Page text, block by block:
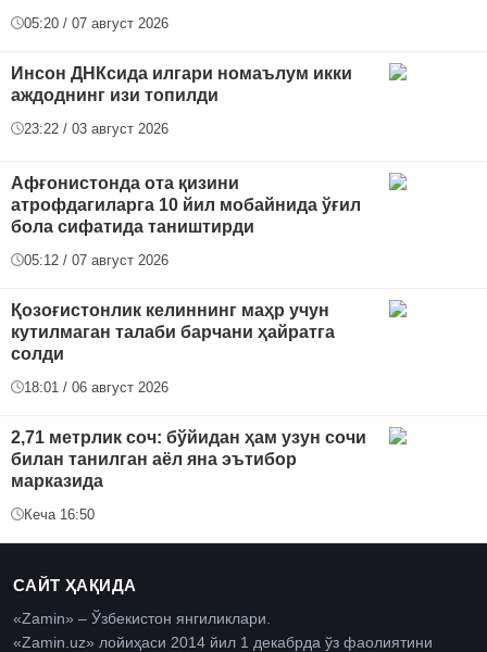
05:20 / 07 август 2026
Инсон ДНКсида илгари номаълум икки
аждоднинг изи топилди
23:22 / 03 август 2026
Афғонистонда ота қизини
атрофдагиларга 10 йил мобайнида ўғил
бола сифатида таништирди
05:12 / 07 август 2026
Қозоғистонлик келиннинг маҳр учун
кутилмаган талаби барчани ҳайратга
солди
18:01 / 06 август 2026
2,71 метрлик соч: бўйидан ҳам узун сочи
билан танилган аёл яна эътибор
марказида
Кеча 16:50
САЙТ ҲАҚИДА
«Zamin» – Ўзбекистон янгиликлари.
«Zamin.uz» лойиҳаси 2014 йил 1 декабрда ўз фаолиятини